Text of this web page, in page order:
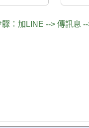
驟：加LINE --> 傳訊息